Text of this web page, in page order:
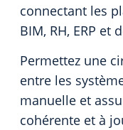
connectant les
BIM, RH, ERP
Permettez une
entre les
manuelle et
cohérente et à